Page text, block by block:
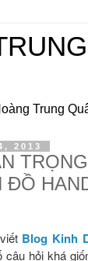
Trung
2013
ĐỒ
Blog Kinh
hỏi khá